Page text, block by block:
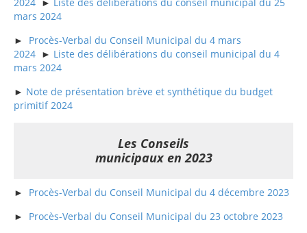
mars 2024
► Procès-Verbal du Conseil Municipal du 4 mars
2024 ► Liste des délibérations du conseil municipal du 4
mars 2024
► Note de présentation brève et synthétique du budget
primitif 2024
Les Conseils
municipaux en 2023
► Procès-Verbal du Conseil Municipal du 4 décembre 2023
► Procès-Verbal du Conseil Municipal du 23 octobre 2023